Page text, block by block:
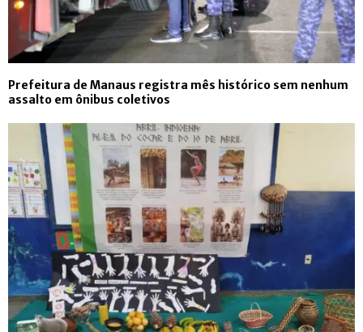
Prefeitura de Manaus registra mês histórico sem nenhum
assalto em ônibus coletivos